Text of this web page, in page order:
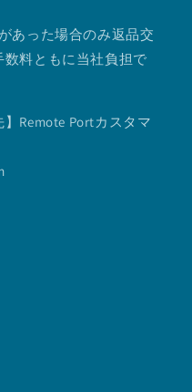
あった場合のみ返品交
料ともに当社負担で
Remote Portカスタマ